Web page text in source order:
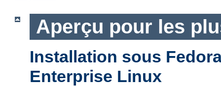
Aperçu pour les
Installation sous
Enterprise Linux